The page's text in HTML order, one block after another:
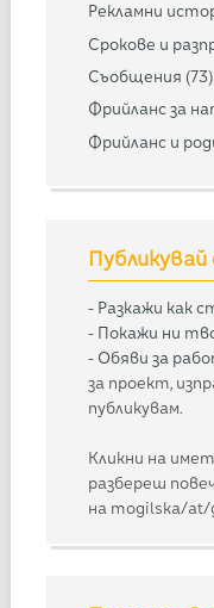
Рекламни
Срокове и
Съобщения (73)
Фрийланс за
Фрийланс и
- Разкажи как
- Покажи ни
- Обяви за
за проект,
публикувам.
Кликни на
разбереш
на mogilska/at/